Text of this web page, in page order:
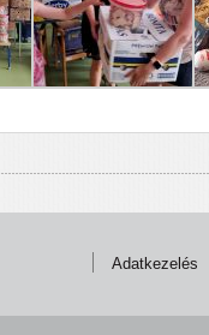
Adatkezelés